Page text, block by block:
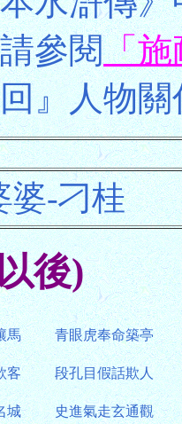
參閱「施
』人物關
婆-刁桂
後)
馬 青眼虎奉命築亭
客 段孔目假話欺人
城 史進氣走玄通觀